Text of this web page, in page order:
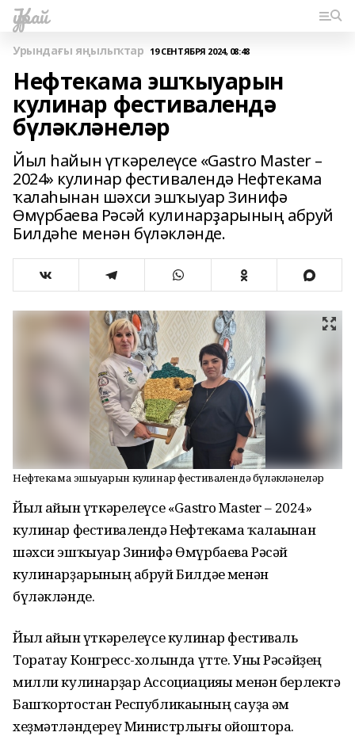
Ҡурай
Урындағы яңылыҡтар 19 СЕНТЯБРЯ 2024, 08:48
Нефтекама эшҡыуарын
кулинар фестивалендә
бүләкләнеләр
Йыл һайын үткәрелеүсе «Gastro Master –
2024» кулинар фестивалендә Нефтекама
ҡалаһынан шәхси эшҡыуар Зинифә
Өмүрбаева Рәсәй кулинарҙарының абруй
Билдәһе менән бүләкләнде.
Нефтекама эшҡыуарын кулинар фестивалендә бүләкләнеләр
Йыл һайын үткәрелеүсе «Gastro Master – 2024»
кулинар фестивалендә Нефтекама ҡалаһынан
шәхси эшҡыуар Зинифә Өмүрбаева Рәсәй
кулинарҙарының абруй Билдәһе менән
бүләкләнде.
Йыл һайын үткәрелеүсе кулинар фестиваль
Торатау Конгресс-холында үтте. Уны Рәсәйҙең
милли кулинарҙар Ассоциацияһы менән берлектә
Башҡортостан Республикаһының сауҙа һәм
хеҙмәтләндереү Министрлығы ойоштора.